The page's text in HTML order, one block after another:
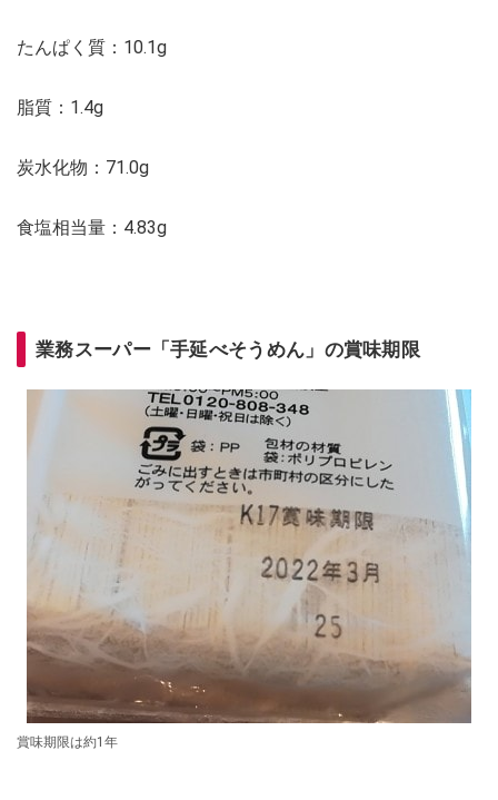
たんぱく質：10.1g
脂質：1.4g
炭水化物：71.0g
食塩相当量：4.83g
業務スーパー「手延べそうめん」の賞味期限
賞味期限は約1年